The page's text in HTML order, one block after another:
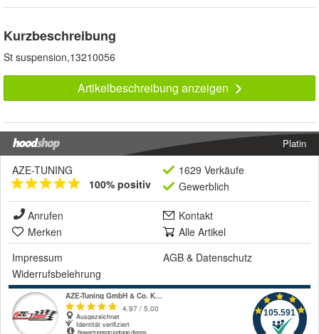
Kurzbeschreibung
St suspension,13210056
Artikelbeschreibung anzeigen
Platin
AZE-TUNING
100% positiv
1629 Verkäufe
Gewerblich
Anrufen
Kontakt
Merken
Alle Artikel
Impressum
AGB & Datenschutz
Widerrufsbelehrung